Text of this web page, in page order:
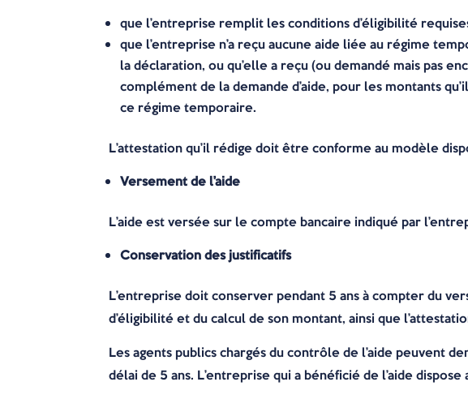
que l’entreprise remplit les conditions d’éligibilité
que l’entreprise n’a reçu aucune aide liée au régime
la déclaration, ou qu’elle a reçu (ou demandé mais pas
complément de la demande d’aide, pour les montants
ce régime temporaire.
L’attestation qu’il rédige doit être conforme au modèle
Versement de l’aide
L’aide est versée sur le compte bancaire indiqué par
Conservation des justificatifs
L’entreprise doit conserver pendant 5 ans à compter du
d’éligibilité et du calcul de son montant, ainsi que
Les agents publics chargés du contrôle de l’aide peuvent
délai de 5 ans. L’entreprise qui a bénéficié de l’aide